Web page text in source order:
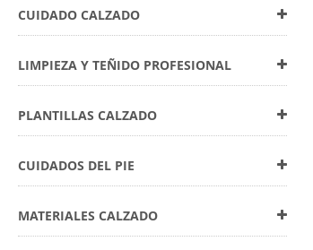
CUIDADO CALZADO
LIMPIEZA Y TEÑIDO PROFESIONAL
PLANTILLAS CALZADO
CUIDADOS DEL PIE
MATERIALES CALZADO